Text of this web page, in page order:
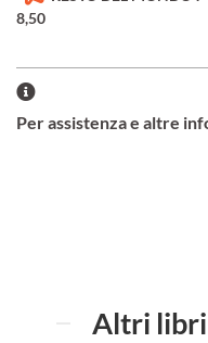
8,50
Per assistenza e altre
Altri libri